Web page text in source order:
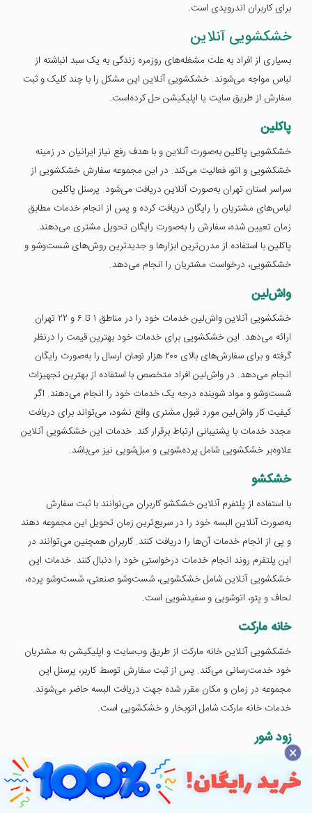
برای کاربران اندرویدی است.
خشکشویی آنلاین
بسیاری از افراد به علت مشغله‌های روزمره زندگی به یک سبد انباشته از
لباس مواجه می‌شوند. خشکشویی آنلاین این مشکل را با چند کلیک و ثبت
سفارش از طریق سایت یا اپلیکیشن حل کرده‌است.
پاکلین
خشکشویی پاکلین به‌صورت آنلاین و با هدف رفع نیاز ایرانیان در زمینه
خشکشویی و اتو، فعالیت می‌کند. در این مجموعه سفارش خشکشویی از
سراسر استان تهران به‌صورت آنلاین دریافت می‌شود. پرسنل پاکلین
لباس‌های مشتریان را رایگان دریافت کرده و پس از انجام خدمات مطابق
زمان تعیین شده، سفارش را به‌صورت رایگان تحویل مشتری می‌دهند.
پاکلین با استفاده از مدرن‌ترین ابزارها و جدیدترین روش‌های شست‌وشو و
خشکشویی، درخواست مشتریان را انجام می‌دهد.
واش‌لین
خشکشویی آنلاین واش‌لین خدمات خود را در مناطق ۱ تا ۶ و ۲۲ تهران
ارائه می‌دهد. این خشکشویی برای خدمات خود بهترین قیمت را درنظر
گرفته و برای سفارش‌های بالای ۲۰۰ هزار تومان ارسال را به‌صورت رایگان
انجام می‌دهد. در واش‌لین افراد متخصص با استفاده از بهترین تجهیزات
شست‌وشو و مواد شوینده درجه یک خدمات خود را انجام می‌دهند. اگر
کیفیت کار واش‌لین مورد قبول مشتری واقع نشود، می‌تواند برای دریافت
مجدد خدمات با پشتیبانی ارتباط برقرار کند. خدمات این خشکشویی آنلاین
علاوه‌بر خشکشویی شامل پرده‌‍شویی و مبل‌شویی نیز می‌باشد.
خشکشو
با استفاده از پلتفرم آنلاین خشکشو کاربران می‌توانند با ثبت سفارش
به‌صورت آنلاین البسه خود را در سریع‌ترین زمان تحویل این مجموعه دهند
و پی از انجام خدمات آن‌ها را دریافت کنند. کاربران همچنین می‌توانند در
این پلتفرم روند انجام خدمات درخواستی خود را دنبال کنند. خدمات این
خشکشویی آنلاین شامل خشکشویی، شست‌وشو صنعتی، شست‌وشو پرده،
لحاف و پتو، اتوشویی و سفیدشویی است.
خانه مارکت
خشکشویی آنلاین خانه مارکت از طریق وب‌سایت و اپلیکیشن به مشتریان
خود خدمت‌رسانی می‌کند. پس از ثبت سفارش توسط کاربر، پرسنل این
مجموعه در زمان و مکان مقرر شده جهت دریافت البسه حاضر می‌شوند.
خدمات خانه مارکت شامل اتوبخار و خشکشویی است.
زود شور
زود شور اولین سامانه آنلاین خشکشویی در تهران است که خدمات خود را
در حوزه خشکشویی به ساکنین تهران ارائه می‌دهد. مشتریان این
خشکشویی می‌توانند از طریق وب‌سایت و اپلیکیشن نوع لباس و نوع
×